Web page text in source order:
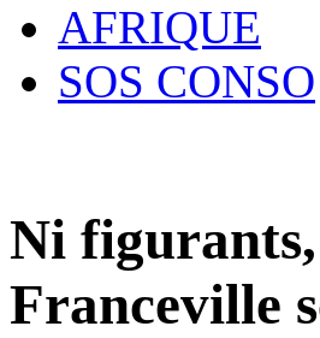
AFRIQUE
SOS CONSO
Ni
Franceville